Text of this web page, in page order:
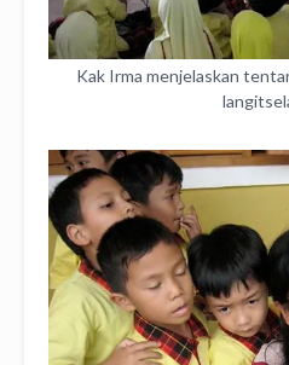
Kak Irma menjelaskan